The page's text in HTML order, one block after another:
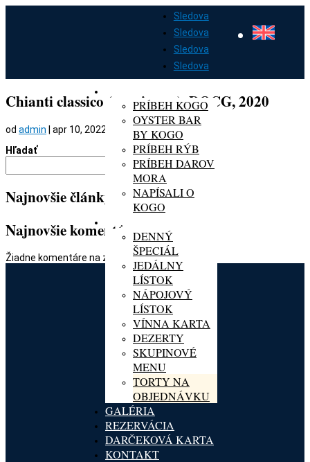
Sledova
Sledova
Sledova
Sledova
DOMOV
PRÍBEH KOGO
OYSTER BAR
BY KOGO
PRÍBEH RÝB
PRÍBEH DAROV
MORA
NAPÍSALI O
KOGO
DENNÝ
ŠPECIÁL
JEDÁLNY
LÍSTOK
NÁPOJOVÝ
LÍSTOK
VÍNNA KARTA
DEZERTY
SKUPINOVÉ
MENU
TORTY NA
OBJEDNÁVKU
GALÉRIA
REZERVÁCIA
DARČEKOVÁ KARTA
KONTAKT
Chianti classico (sangiovese), DOCG, 2020
od admin
apr 10, 2022
Hľadať
Hľadať
Najnovšie články
Najnovšie komentáre
Žiadne komentáre na zobrazenie.